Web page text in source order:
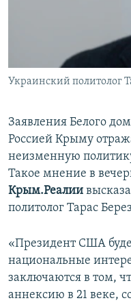
КРЫМ.НЕПОКОРЕННЫЙ
УКРАИНСКАЯ ПРОБЛЕМА
Украинский политолог
Заявления Белого
Россией Крыму
неизменную
Такое мнение в
Крым.Реалии
политолог Тарас
«Президент США
национальные
заключаются в том,
аннексию в 21 веке,